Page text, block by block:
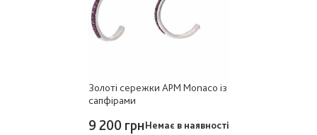
Золоті сережки APM Monaco із
сапфірами
9 200 грнНемає в наявності